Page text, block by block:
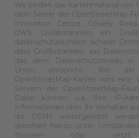
Wir binden das Kartenmaterial von
dem Server der OpenStreetMap
Innovation Centre, Cowley
0WS, Großbritannien, ein.
datenschutzrechtlich sicherer
dass Großbritannien ein
das dem Datenschutzniveau in
Union entspricht. Bei
OpenStreetMap-Karten wird eine
Servern der OpenStreetMap-
Dabei können u.a. Ihre IP-
Informationen über Ihr Verhalten
die OSMF weitergeleitet
speichert hierzu unter
Browser oder setzt